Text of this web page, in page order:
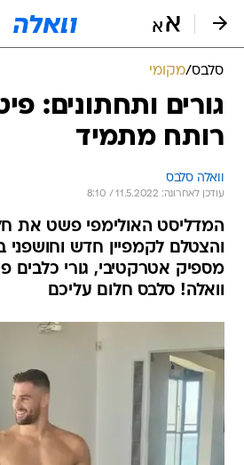
סלבס/מקומי
גורים ותחתונים:
רותח מתמיד
וואלה סלבס
עודכן לאחרונה: 11.5.2022 / 8:10
המדליסט האולימפי פשט את
והצטלם לקמפיין חדש וחושפני
מספיק אטרקטיבי, גורי כלבים
וואלה! סלבס חלום עליכם